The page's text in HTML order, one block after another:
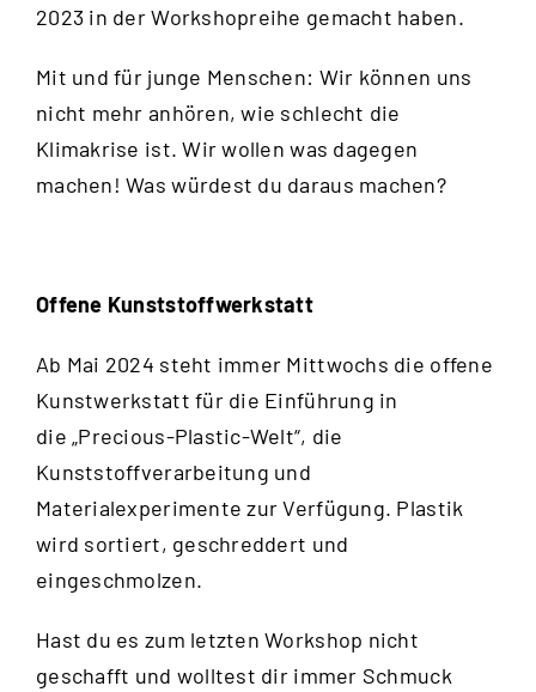
2023 in der Workshopreihe gemacht haben.
Mit und für junge Menschen: Wir können uns
nicht mehr anhören, wie schlecht die
Klimakrise ist. Wir wollen was dagegen
machen! Was würdest du daraus machen?
Offene Kunststoffwerkstatt
Ab Mai 2024 steht immer Mittwochs die offene
Kunstwerkstatt für die Einführung in
die „Precious-Plastic-Welt“, die
Kunststoffverarbeitung und
Materialexperimente zur Verfügung. Plastik
wird sortiert, geschreddert und
eingeschmolzen.
Hast du es zum letzten Workshop nicht
geschafft und wolltest dir immer Schmuck